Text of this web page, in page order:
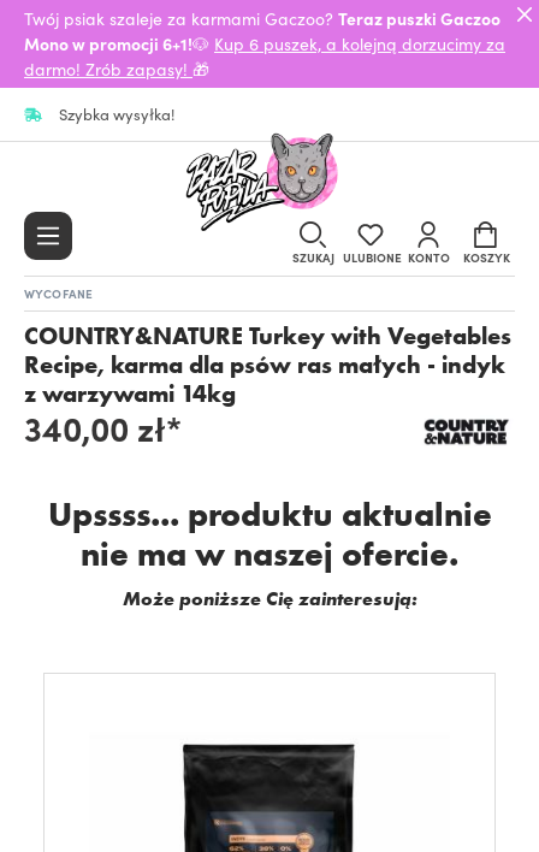
Twój psiak szaleje za karmami Gaczoo? Teraz puszki Gaczoo
Mono w promocji 6+1!🐶 Kup 6 puszek, a kolejną dorzucimy za
darmo! Zrób zapasy! 🎁
Szybka wysyłka!
SZUKAJ ULUBIONE KONTO KOSZYK
WYCOFANE
COUNTRY&NATURE Turkey with Vegetables
Recipe, karma dla psów ras małych - indyk
z warzywami 14kg
340,00 zł*
Upssss... produktu aktualnie
nie ma w naszej ofercie.
Może poniższe Cię zainteresują: